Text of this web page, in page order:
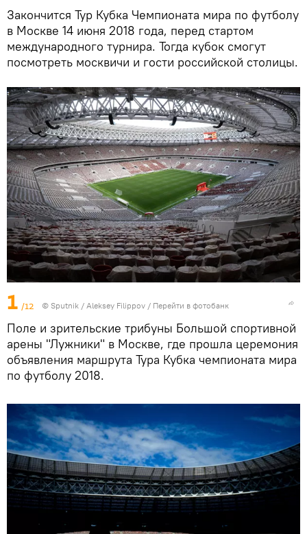
Закончится Тур Кубка Чемпионата мира по футболу
в Москве 14 июня 2018 года, перед стартом
международного турнира. Тогда кубок смогут
посмотреть москвичи и гости российской столицы.
1 /12 © Sputnik / Aleksey Filippov / Перейти в фотобанк
Поле и зрительские трибуны Большой спортивной
арены "Лужники" в Москве, где прошла церемония
объявления маршрута Тура Кубка чемпионата мира
по футболу 2018.